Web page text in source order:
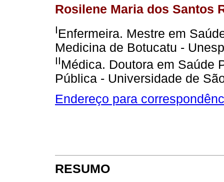
Rosilene Maria dos Santos
IEnfermeira. Mestre em
Medicina de Botucatu - Unesp
IIMédica. Doutora em Saúde
Pública - Universidade de
Endereço para
RESUMO